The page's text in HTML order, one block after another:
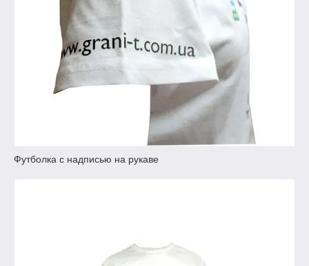
Футболка с надписью на рукаве